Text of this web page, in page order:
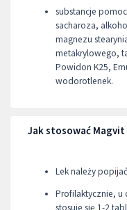
substancje
sacharoza,
magnezu
metakrylowego,
Powidon K25,
wodorotlenek.
Jak stosować Magvit
Lek należy
Profilaktycznie, u
stosuje się 1-2